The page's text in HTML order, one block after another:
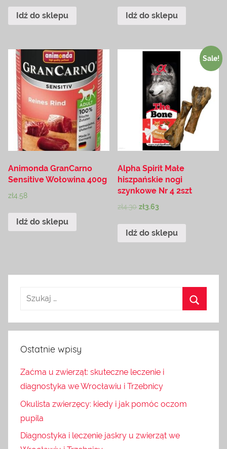
Idź do sklepu Idź do sklepu
Animonda GranCarno
Sensitive Wołowina 400g
zł4.58
Idź do sklepu
Sale!
Alpha Spirit Małe
hiszpańskie nogi
szynkowe Nr 4 2szt
zł4.30 zł3.63
Idź do sklepu
Ostatnie wpisy
Zaćma u zwierząt: skuteczne leczenie i
diagnostyka we Wrocławiu i Trzebnicy
Okulista zwierzęcy: kiedy i jak pomóc oczom
pupila
Diagnostyka i leczenie jaskry u zwierząt we